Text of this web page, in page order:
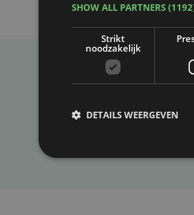
Heb je
SHOW ALL PARTNERS
Strikt
noodzakelijk
DETAILS WEERGEVEN